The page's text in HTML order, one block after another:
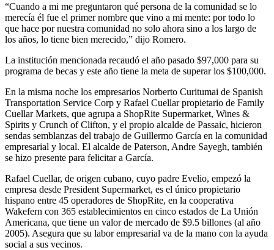
“Cuando a mi me preguntaron qué persona de la comunidad se lo
merecía él fue el primer nombre que vino a mi mente: por todo lo
que hace por nuestra comunidad no solo ahora sino a los largo de
los años, lo tiene bien merecido,” dijo Romero.
La institución mencionada recaudó el año pasado $97,000 para su
programa de becas y este año tiene la meta de superar los $100,000.
En la misma noche los empresarios Norberto Curitumai de Spanish
Transportation Service Corp y Rafael Cuellar propietario de Family
Cuellar Markets, que agrupa a ShopRite Supermarket, Wines &
Spirits y Crunch of Clifton, y el propio alcalde de Passaic, hicieron
sendas semblanzas del trabajo de Guillermo García en la comunidad
empresarial y local. El alcalde de Paterson, Andre Sayegh, también
se hizo presente para felicitar a García.
Rafael Cuellar, de origen cubano, cuyo padre Evelio, empezó la
empresa desde President Supermarket, es el único propietario
hispano entre 45 operadores de ShopRite, en la cooperativa
Wakefern con 365 establecimientos en cinco estados de La Unión
Americana, que tiene un valor de mercado de $9.5 billones (al año
2005). Asegura que su labor empresarial va de la mano con la ayuda
social a sus vecinos.